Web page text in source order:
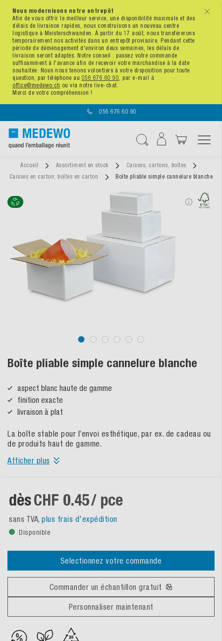
x
Nous modernisons notre entrepôt
Afin de vous offrir le meilleur service, une disponibilité maximale et des
délais de livraison rapides, nous construisons un nouveau centre
logistique à Meisterschwanden. À partir du 17 août, nous transférerons
temporairement nos activités dans un entrepôt provisoire. Pendant cette
période de déménagement d'environ deux semaines, les délais de
livraison seront adaptés. Notre conseil : passez votre commande
suffisamment à l'avance afin de recevoir votre marchandise à la date
souhaitée. Nous nous tenons volontiers à votre disposition pour toute
question, par téléphone au 056 676 60 90, par e-mail à
office@medewo.ch ou via notre live-chat.
Merci de votre compréhension !
056 676 60 90
Accueil Assortiment en stock
Caisses, cartons, boîtes
Caisses en carton, boîtes en carton
Boîte pliable simple cannelure blanche
Boîte pliable simple cannelure blanche
aspect blanc haute de gamme
finition exacte
livraison à plat
La boîte stable pour l’envoi esthétique, par ex. de cadeau ou
de produits haut de gamme.
Afficher plus
dèsCHF 0.45/ pce
sans TVA, plus frais d'expédition
Disponible
Selectionnez votre commande
Commander un échantillon gratuit
Personnaliser maintenant